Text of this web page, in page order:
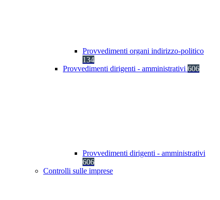
Provvedimenti organi indirizzo-politico
134
Provvedimenti dirigenti - amministrativi 606
Provvedimenti dirigenti - amministrativi
606
Controlli sulle imprese